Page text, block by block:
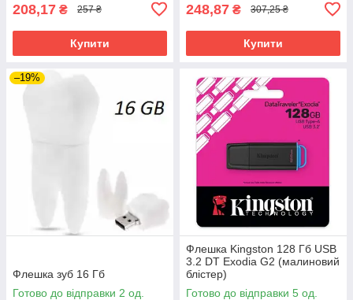
208,17 ₴ 257 ₴
Купити
248,87 ₴ 307,25 ₴
Купити
–19%
Флешка зуб 16 Гб
Готово до відправки 2 од.
Флешка Kingston 128 Гб USB
3.2 DT Exodia G2 (малиновий
блістер)
Готово до відправки 5 од.